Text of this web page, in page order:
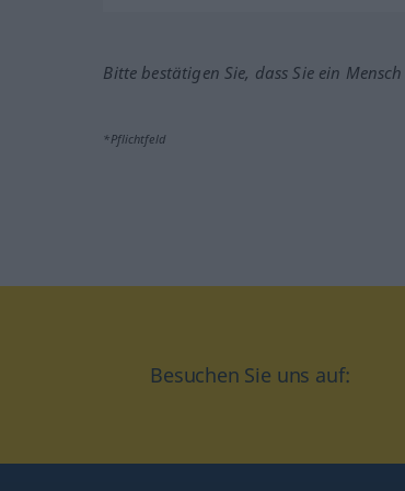
Bitte bestätigen Sie, dass Sie ein
*Pflichtfeld
Besuchen Sie uns auf: